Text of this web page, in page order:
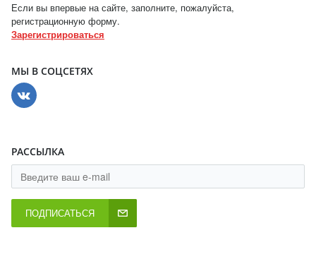
Если вы впервые на сайте, заполните, пожалуйста,
регистрационную форму.
Зарегистрироваться
МЫ В СОЦСЕТЯХ
РАССЫЛКА
ПОДПИСАТЬСЯ